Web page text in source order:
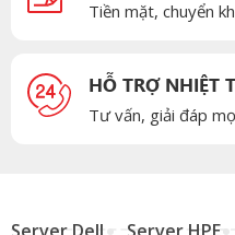
Tiền mặt, chuyển
HỖ TRỢ NHIỆT
Tư vấn, giải đáp